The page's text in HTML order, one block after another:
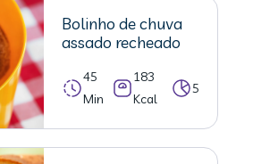
Bolinho de chuva
assado recheado
45
Min
183
Kcal
5